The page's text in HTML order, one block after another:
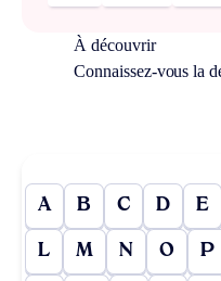
À découvrir
Connaissez-vous la
A B C D E
L M N O P